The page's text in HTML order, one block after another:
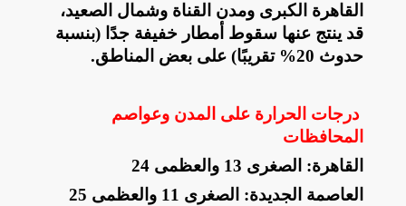
القاهرة الكبرى ومدن القناة وشمال الصعيد،
قد ينتج عنها سقوط أمطار خفيفة جدًا (بنسبة
حدوث 20% تقريبًا) على بعض المناطق
.
درجات الحرارة على المدن وعواصم
المحافظات
القاهرة: الصغرى 13 والعظمى 24
العاصمة الجديدة: الصغرى 11 والعظمى 25